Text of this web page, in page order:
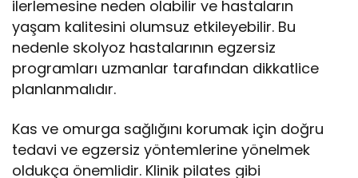
ilerlemesine neden olabilir ve hastaların
yaşam kalitesini olumsuz etkileyebilir. Bu
nedenle skolyoz hastalarının egzersiz
programları uzmanlar tarafından dikkatlice
planlanmalıdır.
Kas ve omurga sağlığını korumak için doğru
tedavi ve egzersiz yöntemlerine yönelmek
oldukça önemlidir. Klinik pilates gibi